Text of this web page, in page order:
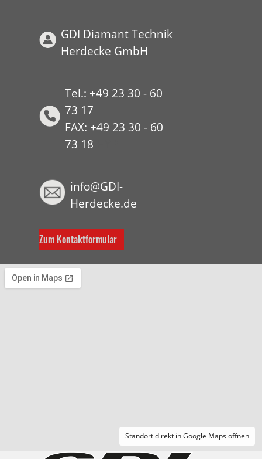
GDI Diamant Technik
Herdecke GmbH
Tel.: +49 23 30 - 60
73 17
FAX: +49 23 30 - 60
73 18
info@GDI-
Herdecke.de
Zum Kontaktformular
Standort direkt in Google Maps öffnen